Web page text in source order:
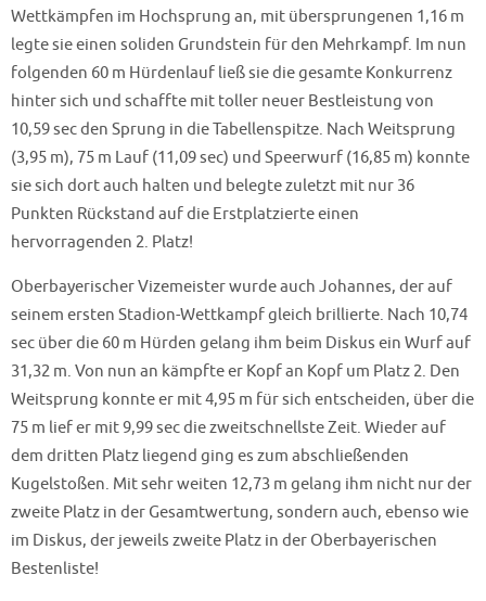
Wettkämpfen im Hochsprung an, mit übersprungenen 1,16 m
legte sie einen soliden Grundstein für den Mehrkampf. Im nun
folgenden 60 m Hürdenlauf ließ sie die gesamte Konkurrenz
hinter sich und schaffte mit toller neuer Bestleistung von
10,59 sec den Sprung in die Tabellenspitze. Nach Weitsprung
(3,95 m), 75 m Lauf (11,09 sec) und Speerwurf (16,85 m) konnte
sie sich dort auch halten und belegte zuletzt mit nur 36
Punkten Rückstand auf die Erstplatzierte einen
hervorragenden 2. Platz!
Oberbayerischer Vizemeister wurde auch Johannes, der auf
seinem ersten Stadion-Wettkampf gleich brillierte. Nach 10,74
sec über die 60 m Hürden gelang ihm beim Diskus ein Wurf auf
31,32 m. Von nun an kämpfte er Kopf an Kopf um Platz 2. Den
Weitsprung konnte er mit 4,95 m für sich entscheiden, über die
75 m lief er mit 9,99 sec die zweitschnellste Zeit. Wieder auf
dem dritten Platz liegend ging es zum abschließenden
Kugelstoßen. Mit sehr weiten 12,73 m gelang ihm nicht nur der
zweite Platz in der Gesamtwertung, sondern auch, ebenso wie
im Diskus, der jeweils zweite Platz in der Oberbayerischen
Bestenliste!